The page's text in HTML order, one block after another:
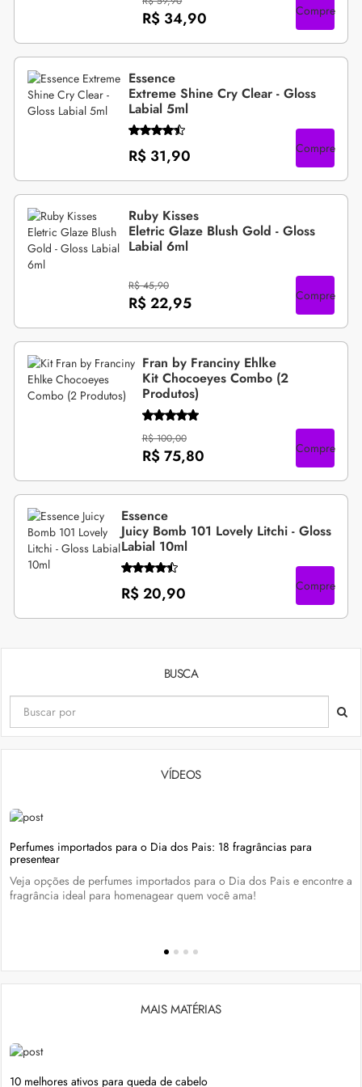
R$ 34,90 Compre
Essence
Extreme Shine Cry Clear - Gloss
Labial 5ml
R$ 31,90 Compre
Ruby Kisses
Eletric Glaze Blush Gold - Gloss
Labial 6ml
R$ 45,90
R$ 22,95 Compre
Fran by Franciny Ehlke
Kit Chocoeyes Combo (2
Produtos)
R$ 100,00
R$ 75,80 Compre
Essence
Juicy Bomb 101 Lovely Litchi - Gloss
Labial 10ml
R$ 20,90 Compre
BUSCA
VÍDEOS
Perfumes importados para o Dia dos Pais: 18 fragrâncias para
presentear
Veja opções de perfumes importados para o Dia dos Pais e encontre a
fragrância ideal para homenagear quem você ama!
MAIS MATÉRIAS
10 melhores ativos para queda de cabelo